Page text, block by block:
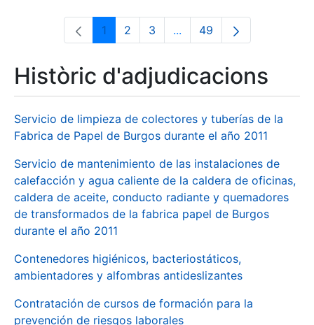
Pàgina
1 Pàgina
2 Pàgina
3 ...Pàgines intermèdies
Pàgina
49
Històric d'adjudicacions
Servicio de limpieza de colectores y tuberías de la
Fabrica de Papel de Burgos durante el año 2011
Servicio de mantenimiento de las instalaciones de
calefacción y agua caliente de la caldera de oficinas,
caldera de aceite, conducto radiante y quemadores
de transformados de la fabrica papel de Burgos
durante el año 2011
Contenedores higiénicos, bacteriostáticos,
ambientadores y alfombras antideslizantes
Contratación de cursos de formación para la
prevención de riesgos laborales